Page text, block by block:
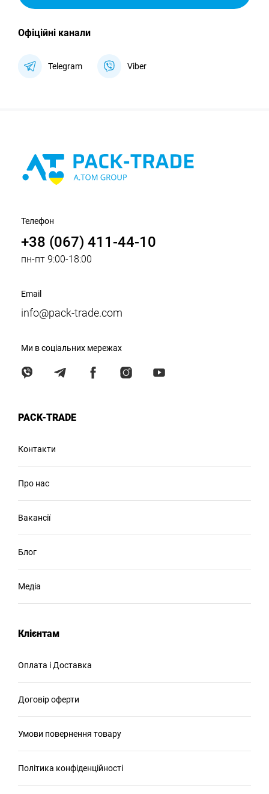
Офіційні канали
Telegram Viber
Телефон
+38 (067) 411-44-10
пн-пт 9:00-18:00
Email
info@pack-trade.com
Ми в соціальних мережах
PACK-TRADE
Контакти
Про нас
Вакансії
Блог
Медіа
Клієнтам
Оплата і Доставка
Договір оферти
Умови повернення товару
Політика конфіденційності